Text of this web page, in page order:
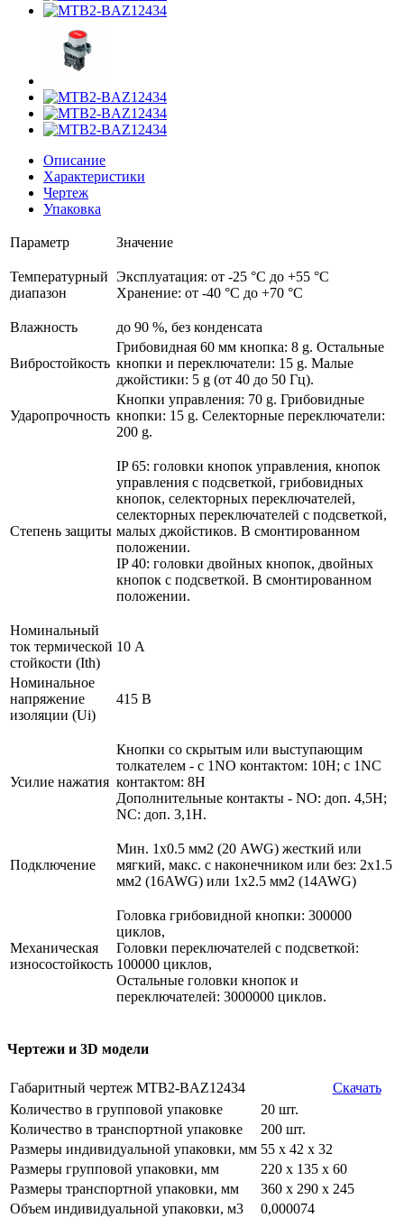
Описание
Характеристики
Чертеж
Упаковка
Параметр Значение
Температурный
диапазон
Эксплуатация: от -25 °C до +55 °C
Хранение: от -40 °C до +70 °C
Влажность до 90 %, без конденсата
Вибростойкость
Грибовидная 60 мм кнопка: 8 g. Остальные
кнопки и переключатели: 15 g. Малые
джойстики: 5 g (от 40 до 50 Гц).
Ударопрочность
Кнопки управления: 70 g. Грибовидные
кнопки: 15 g. Селекторные переключатели:
200 g.
Степень защиты
IP 65: головки кнопок управления, кнопок
управления с подсветкой, грибовидных
кнопок, селекторных переключателей,
селекторных переключателей с подсветкой,
малых джойстиков. В смонтированном
положении.
IP 40: головки двойных кнопок, двойных
кнопок с подсветкой. В смонтированном
положении.
Номинальный
ток термической
стойкости (Ith)
10 А
Номинальное
напряжение
изоляции (Ui)
415 В
Усилие нажатия
Кнопки со скрытым или выступающим
толкателем - с 1NO контактом: 10Н; с 1NC
контактом: 8Н
Дополнительные контакты - NO: доп. 4,5Н;
NC: доп. 3,1Н.
Подключение
Мин. 1х0.5 мм2 (20 AWG) жесткий или
мягкий, макс. c наконечником или без: 2х1.5
мм2 (16AWG) или 1х2.5 мм2 (14AWG)
Механическая
износостойкость
Головка грибовидной кнопки: 300000
циклов,
Головки переключателей с подсветкой:
100000 циклов,
Остальные головки кнопок и
переключателей: 3000000 циклов.
Чертежи и 3D модели
Габаритный чертеж MTB2-BAZ12434
Скачать
Количество в групповой упаковке
20 шт.
Количество в транспортной упаковке
200 шт.
Размеры индивидуальной упаковки, мм 55 х 42 х 32
Размеры групповой упаковки, мм
220 х 135 х 60
Размеры транспортной упаковки, мм
360 х 290 х 245
Объем индивидуальной упаковки, м3
0,000074